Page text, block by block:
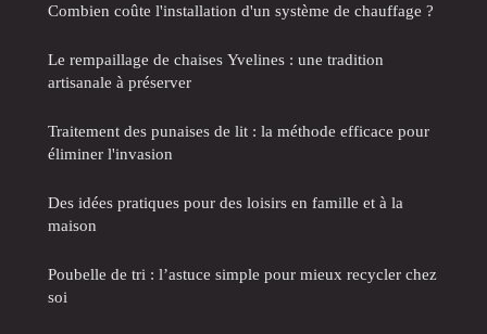
Combien coûte l'installation d'un système de chauffage ?
Le rempaillage de chaises Yvelines : une tradition
artisanale à préserver
Traitement des punaises de lit : la méthode efficace pour
éliminer l'invasion
Des idées pratiques pour des loisirs en famille et à la
maison
Poubelle de tri : l’astuce simple pour mieux recycler chez
soi